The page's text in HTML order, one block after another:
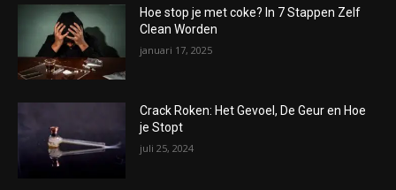
Hoe stop je met coke? In 7 Stappen Zelf
Clean Worden
januari 17, 2025
Crack Roken: Het Gevoel, De Geur en Hoe
je Stopt
juli 25, 2024